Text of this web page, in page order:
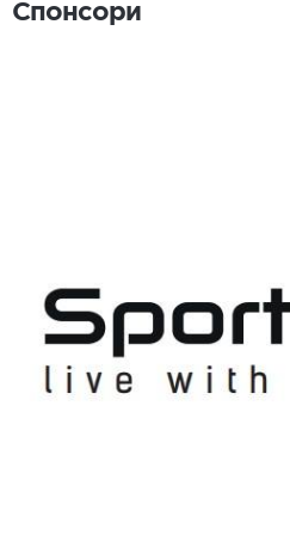
Спонсори